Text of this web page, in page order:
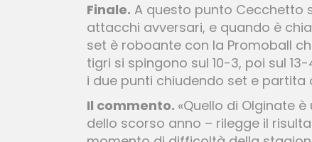
Finale. A questo punto Cecchetto
attacchi avversari, e quando è
set è roboante con la Promoball
tigri si spingono sul 10-3, poi sul
i due punti chiudendo set e partita
Il commento. «Quello di Olginate
dello scorso anno – rilegge il